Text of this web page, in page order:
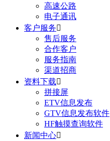
高速公路
电子通讯
客户服务
售后服务
合作客户
服务指南
渠道招商
资料下载
拼接屏
ETV信息发布
GTV信息发布软件
HF触摸查询软件
新闻中心